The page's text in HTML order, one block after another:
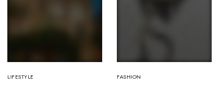
LIFESTYLE FASHION